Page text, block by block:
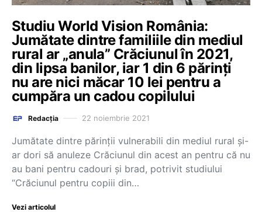
Studiu World Vision România:
Jumătate dintre familiile din mediul
rural ar „anula” Crăciunul în 2021,
din lipsa banilor, iar 1 din 6 părinți
nu are nici măcar 10 lei pentru a
cumpăra un cadou copilului
Redacția 22 noiembrie 2021
Jumătate dintre părinții vulnerabili din mediul rural și-
ar dori să anuleze Crăciunul din acest an pentru că nu
au bani pentru cadouri și brad, potrivit studiului
“Crăciunul pentru copiii din…
Vezi articolul